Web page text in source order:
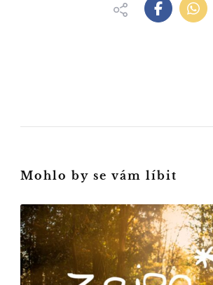
Mohlo by se vám líbit